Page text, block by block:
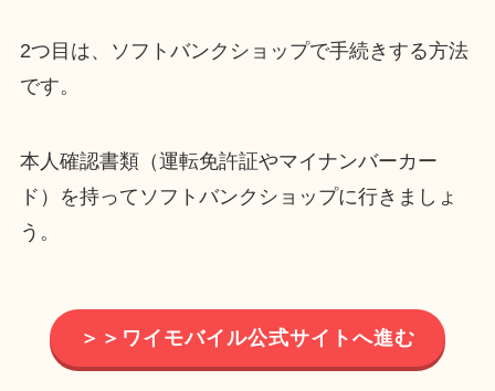
2つ目は、ソフトバンクショップで手続きする方法
です。
本人確認書類（運転免許証やマイナンバーカー
ド）を持ってソフトバンクショップに行きましょ
う。
＞＞ワイモバイル公式サイトへ進む